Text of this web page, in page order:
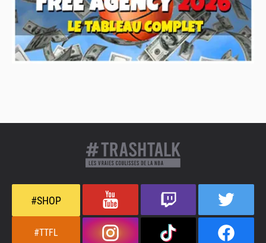
#SHOP
#TTFL